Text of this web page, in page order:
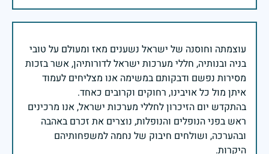
עוצמתה וחוסנה של ישראל נשענים מאז ומעולם על טובי
בניה ובנותיה, חללי מערכות ישראל לדורותיהן, אשר בזכות
מסירות נפשם ודבקותם במשימה אנו מצליחים לעמוד
בהתקדש יום הזיכרון לחללי מערכות ישראל, אנו מרכינים
ראש בפני הנופלים והנופלות, נוצרים את זכרם באהבה
ובהערכה, ושולחים חיבוק של נחמה למשפחותיהם